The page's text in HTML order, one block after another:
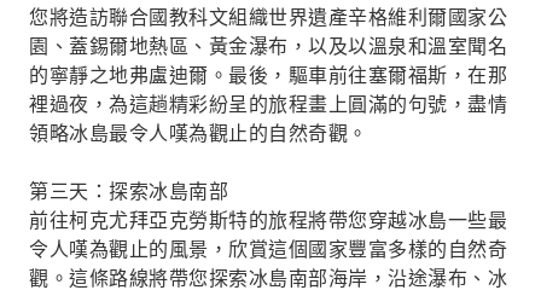
您將造訪聯合國教科文組織世界遺產辛格維利爾國家公
園、蓋錫爾地熱區、黃金瀑布，以及以溫泉和溫室聞名
的寧靜之地弗盧迪爾。最後，驅車前往塞爾福斯，在那
裡過夜，為這趟精彩紛呈的旅程畫上圓滿的句號，盡情
領略冰島最令人嘆為觀止的自然奇觀。
第三天：探索冰島南部
前往柯克尤拜亞克勞斯特的旅程將帶您穿越冰島一些最
令人嘆為觀止的風景，欣賞這個國家豐富多樣的自然奇
觀。這條路線將帶您探索冰島南部海岸，沿途瀑布、冰